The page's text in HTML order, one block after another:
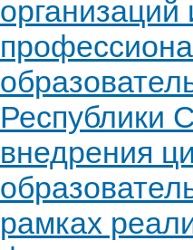
организаций
Республики
внедрения
рамках